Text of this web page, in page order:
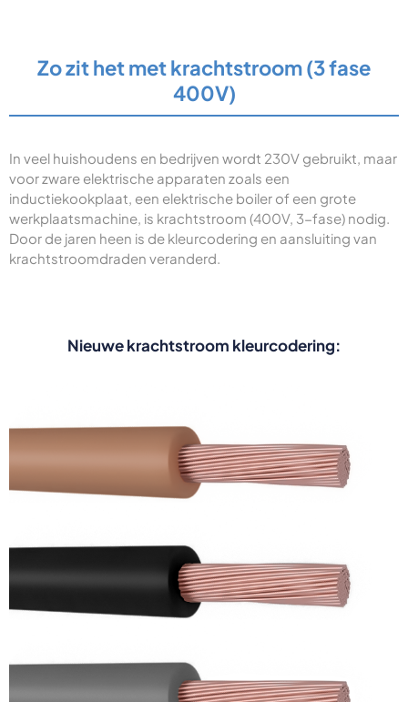
Zo zit het met krachtstroom (3 fase
400V)
In veel huishoudens en bedrijven wordt 230V gebruikt, maar
voor zware elektrische apparaten zoals een
inductiekookplaat, een elektrische boiler of een grote
werkplaatsmachine, is krachtstroom (400V, 3-fase) nodig.
Door de jaren heen is de kleurcodering en aansluiting van
krachtstroomdraden veranderd.
Nieuwe krachtstroom kleurcodering: